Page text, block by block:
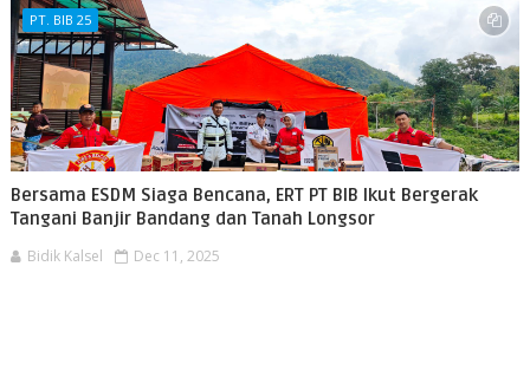
PT. BIB 25
Bersama ESDM Siaga Bencana, ERT PT BIB Ikut Bergerak
Tangani Banjir Bandang dan Tanah Longsor
Bidik Kalsel Dec 11, 2025